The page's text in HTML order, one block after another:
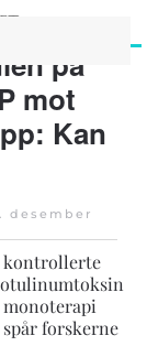
på
mot
Kan
desember
kontrollerte
monoterapi
forskerne